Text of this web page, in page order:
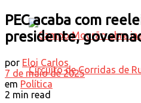
PEC acaba com
presidente,
por Eloi Carlos
7 de maio de 2025
em Política
2 min read